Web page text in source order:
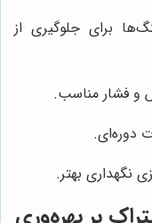
برای جلوگیری از
و فشار مناسب.
دوره‌ای.
نگهداری بهتر.